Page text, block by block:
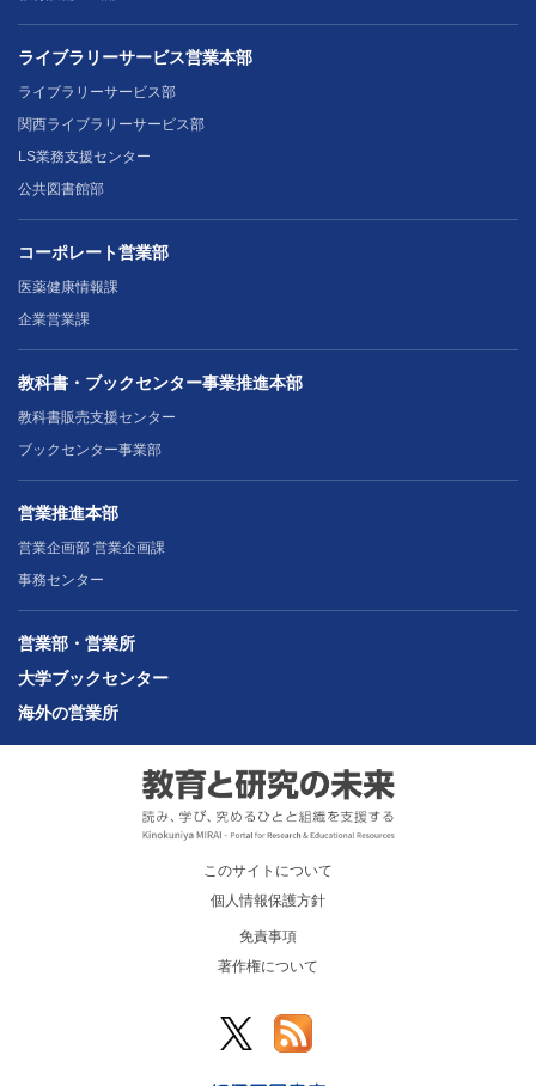
ライブラリーサービス営業本部
ライブラリーサービス部
関西ライブラリーサービス部
LS業務支援センター
公共図書館部
コーポレート営業部
医薬健康情報課
企業営業課
教科書・ブックセンター事業推進本部
教科書販売支援センター
ブックセンター事業部
営業推進本部
営業企画部 営業企画課
事務センター
営業部・営業所
大学ブックセンター
海外の営業所
このサイトについて
個人情報保護方針
免責事項
著作権について